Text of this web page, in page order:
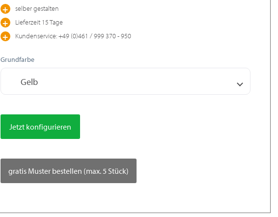
selber gestalten
Lieferzeit 15 Tage
Kundenservice: +49 (0)461 / 999 370 - 950
Grundfarbe
Gelb
Jetzt konfigurieren
gratis Muster bestellen (max. 5 Stück)